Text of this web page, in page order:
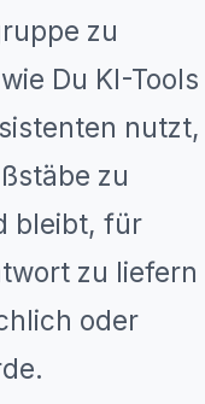
zu
Du KI-Tools
nutzt,
zu
bleibt, für
zu liefern
oder